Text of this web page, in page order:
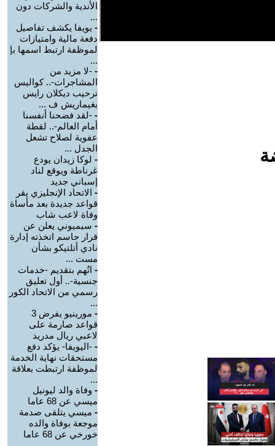
الأندية والشركات دون
...
- يويفا يكشف تفاصيل
دفعة مالية وامتيازات
لموظفة ارتبط اسمها بإ
...
- -لا مزيد من
المشاجرات-.. كواليس
ترحيب ديكلان رايس
بغيماريش ف ...
- -لقد فضحنا أنفسنا
أمام العالم-.. لقطة
عفوية لصلاح تشعل
الجدل ...
- لوكا زيدان يودع
غرناطة ويوقع لناد
إسباني جديد
- الاتحاد الإنجليزي يقر
قواعد جديدة بعد مأساة
وفاة لاعب شاب
- سيميوني يعلن عن
قرار حاسم اتخذته إدارة
نادي أتلتيكو بشأن
مست ...
- اتُهم بتقديم -خدمات
جنسية-.. أول تعليق
رسمي من الاتحاد الكور
...
-
مورينيو يفرض 3
قواعد صارمة على
لاعبي ريال مدريد
- -اليويفا- يؤكد دفع
مستحقات نهاية الخدمة
لموظفة ارتبطت بعلاقة
...
- وفاة والد ليونيل
ميسي عن 68 عاما
- ميسي يتلقى صدمة
موجعة بوفاة والده
خورخي عن 68 عاما